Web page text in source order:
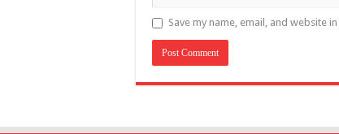
Save my name, email, and website